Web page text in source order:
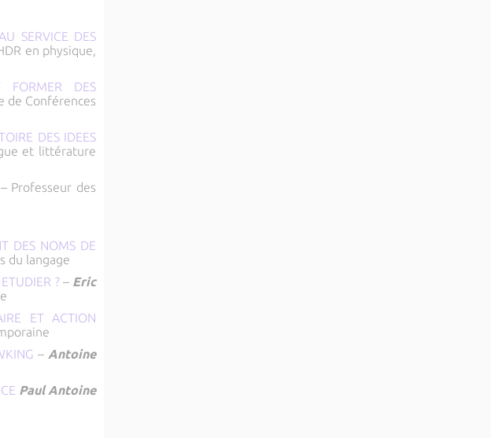
SERVICE DES
en physique,
FORMER DES
de Conférences
DES IDEES
et littérature
Professeur des
DES NOMS DE
du langage
?– Eric
ET ACTION
– Antoine
Paul Antoine